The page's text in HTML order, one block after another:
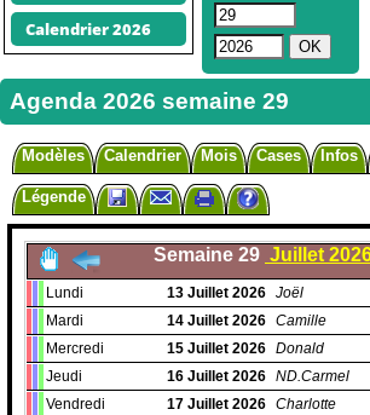
Calendrier 2026
Agenda 2026 semaine 29
Modèles Calendrier Mois Cases Infos
Légende
Semaine 29 Juillet
Lundi 13 Juillet 2026 Joël
Mardi
14 Juillet 2026 Camille
Mercredi
15 Juillet 2026 Donald
Jeudi
16 Juillet 2026 ND.Carmel
Vendredi
17 Juillet 2026 Charlotte